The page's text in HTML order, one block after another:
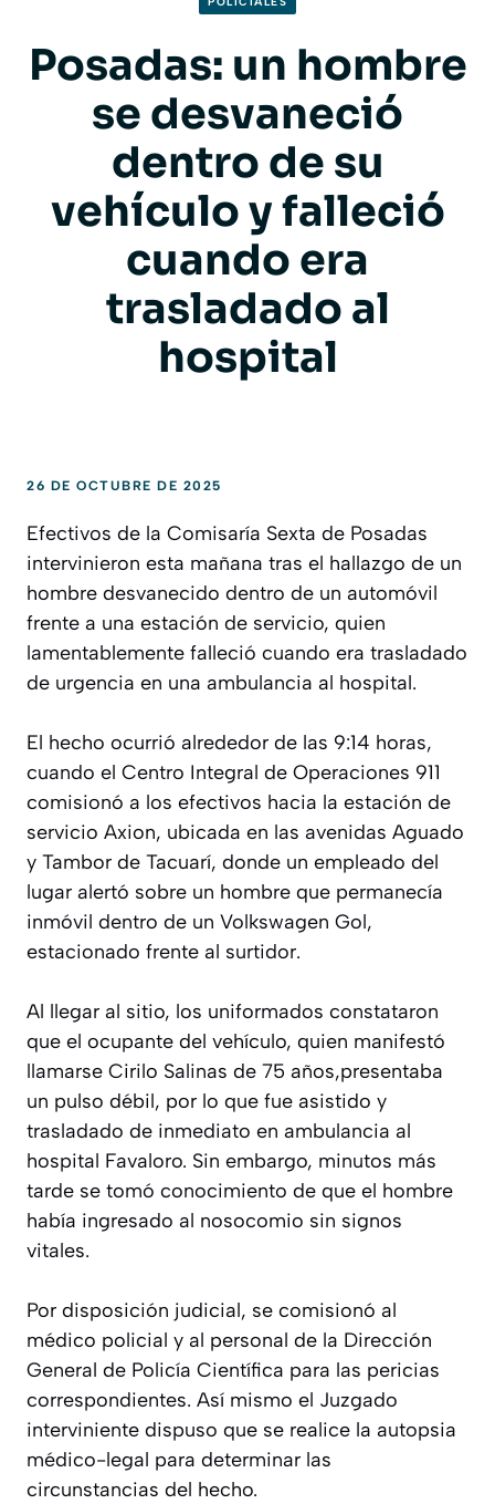
Posadas: un hombre
se desvaneció
dentro de su
vehículo y falleció
cuando era
trasladado al
hospital
26 DE OCTUBRE DE 2025
Efectivos de la Comisaría Sexta de Posadas
intervinieron esta mañana tras el hallazgo de un
hombre desvanecido dentro de un automóvil
frente a una estación de servicio, quien
lamentablemente falleció cuando era trasladado
de urgencia en una ambulancia al hospital.
El hecho ocurrió alrededor de las 9:14 horas,
cuando el Centro Integral de Operaciones 911
comisionó a los efectivos hacia la estación de
servicio Axion, ubicada en las avenidas Aguado
y Tambor de Tacuarí, donde un empleado del
lugar alertó sobre un hombre que permanecía
inmóvil dentro de un Volkswagen Gol,
estacionado frente al surtidor.
Al llegar al sitio, los uniformados constataron
que el ocupante del vehículo, quien manifestó
llamarse Cirilo Salinas de 75 años,presentaba
un pulso débil, por lo que fue asistido y
trasladado de inmediato en ambulancia al
hospital Favaloro. Sin embargo, minutos más
tarde se tomó conocimiento de que el hombre
había ingresado al nosocomio sin signos
vitales.
Por disposición judicial, se comisionó al
médico policial y al personal de la Dirección
General de Policía Científica para las pericias
correspondientes. Así mismo el Juzgado
interviniente dispuso que se realice la autopsia
médico-legal para determinar las
circunstancias del hecho.